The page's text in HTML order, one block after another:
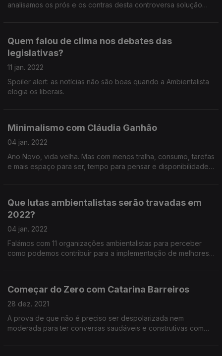
analisamos os prós e os contras desta controversa solução
Quem falou de clima nos debates das
legislativas?
11 jan. 2022
Spoiler alert: as notícias não são boas quando a Ambientalista
elogia os liberais.
Minimalismo com Cláudia Ganhão
04 jan. 2022
Ano Novo, vida velha. Mas com menos tralha, consumo, tarefas
e mais espaço para ser, tempo para pensar e disponibilidade
Que lutas ambientalistas serão travadas em
2022?
04 jan. 2022
Falámos com 11 organizações ambientalistas para perceber
como podemos contribuir para a implementação de melhores
Começar do Zero com Catarina Barreiros
28 dez. 2021
A prova de que não é preciso ser despolarizada nem
moderada para ter conversas saudáveis e construtivas com